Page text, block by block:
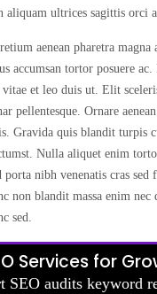
aliquam ultrices sagittis orci
aenean pharetra magna
accumsan tortor posuere
et leo duis ut. Elit
pellentesque. Ornare
Gravida quis blandit turpis
Nulla aliquet enim
porta nibh venenatis cras sed
non blandit massa enim
sed.
Services for
SEO audits keyword